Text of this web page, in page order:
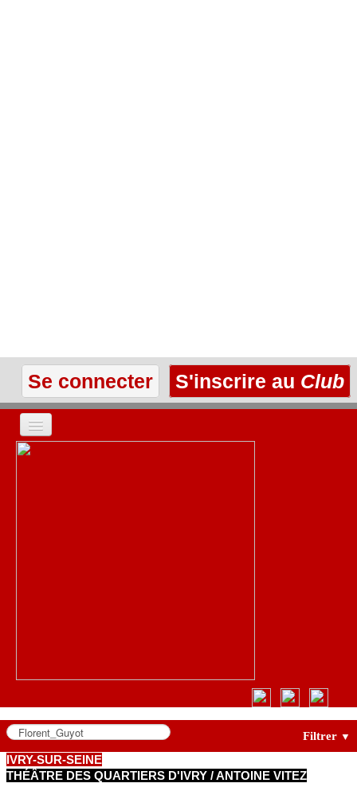
Se connecter S'inscrire au Club
Filtrer ▼
IVRY-SUR-SEINE
THÉÂTRE DES QUARTIERS D'IVRY / ANTOINE VITEZ